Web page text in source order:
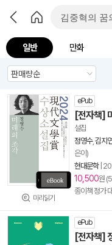
일반 만화
미리읽기
ePub
[전자책]
설집
정영수, 김지
은이)
현대문학|
10,500원
종이책 정가
ePub
[전자책]